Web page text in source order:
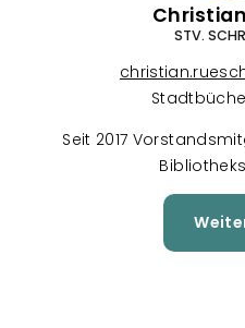
STV.
Seit 2017